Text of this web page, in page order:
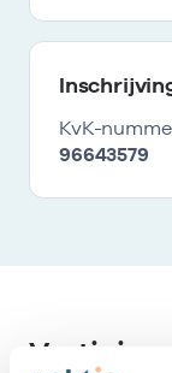
KvK-
96643579